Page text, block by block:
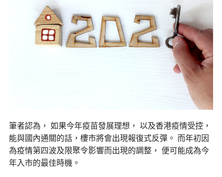
筆者認為， 如果今年疫苗發展理想， 以及香港疫情受控，
能與國內通關的話，樓市將會出現報復式反彈。 而年初因
為疫情第四波及限聚令影響而出現的調整， 便可能成為今
年入市的最佳時機。